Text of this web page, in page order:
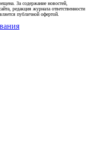
За содержание новостей,
редакция журнала ответственности
публичной офертой.